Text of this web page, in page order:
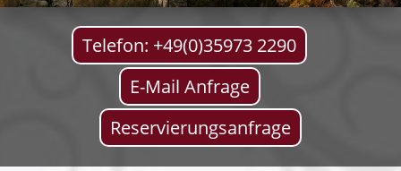
Telefon: +49(0)35973 2290
E-Mail Anfrage
Reservierungsanfrage